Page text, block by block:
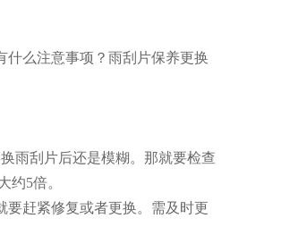
什么注意事项？雨刮片保养更换
雨刮片后还是模糊。那就要检查
约5倍。
赶紧修复或者更换。需及时更